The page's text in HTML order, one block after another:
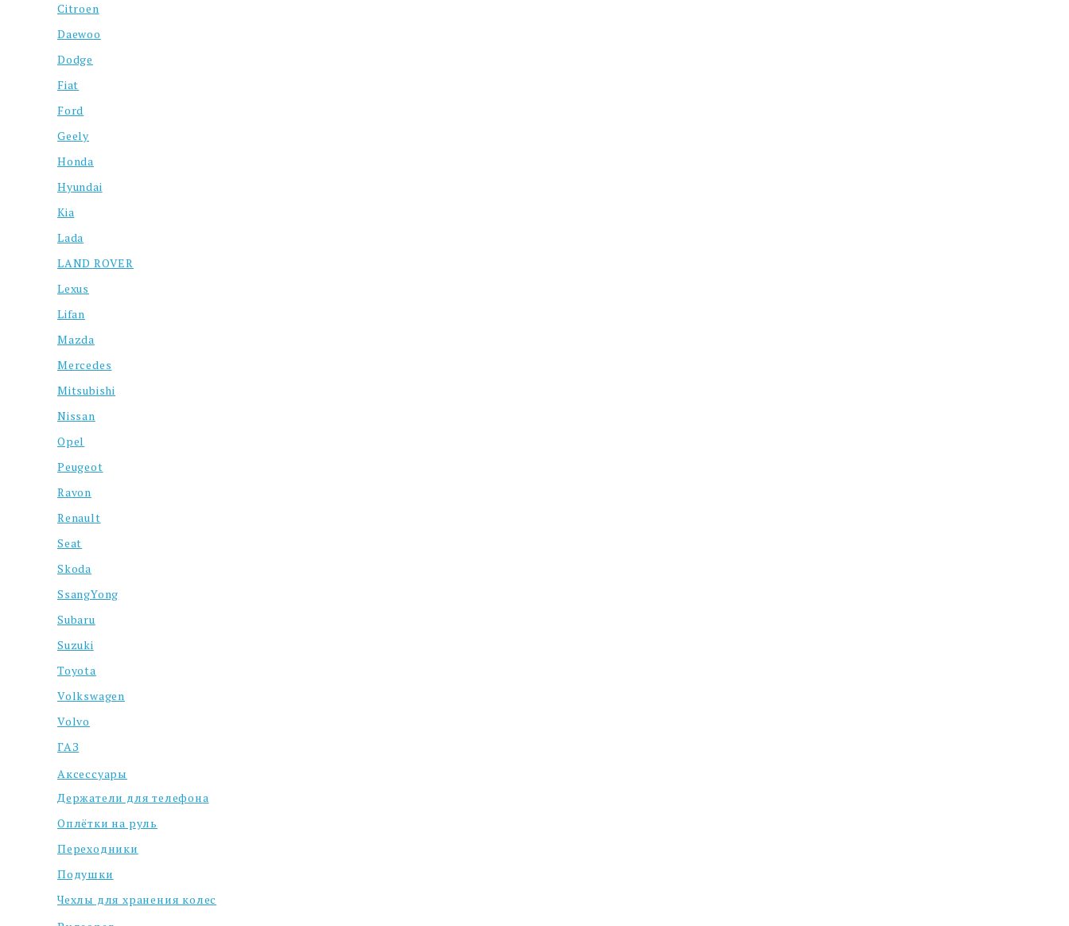
Citroen
Daewoo
Dodge
Fiat
Ford
Geely
Honda
Hyundai
Kia
Lada
LAND ROVER
Lexus
Lifan
Mazda
Mercedes
Mitsubishi
Nissan
Opel
Peugeot
Ravon
Renault
Seat
Skoda
SsangYong
Subaru
Suzuki
Toyota
Volkswagen
Volvo
ГАЗ
Аксессуары
Держатели для телефона
Оплётки на руль
Переходники
Подушки
Чехлы для хранения колес